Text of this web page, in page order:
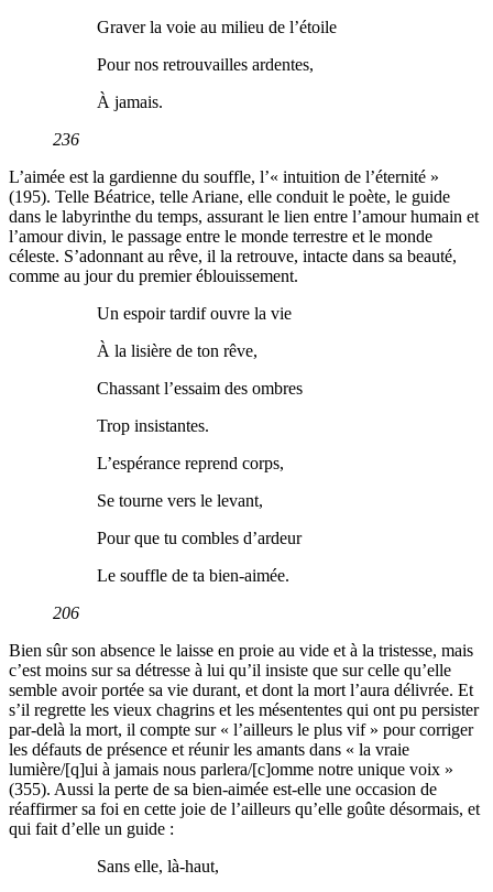
Graver la voie au milieu de l’étoile
Pour nos retrouvailles ardentes,
À jamais.
236
L’aimée est la gardienne du souffle, l’« intuition de l’éternité »
(195). Telle Béatrice, telle Ariane, elle conduit le poète, le guide
dans le labyrinthe du temps, assurant le lien entre l’amour humain et
l’amour divin, le passage entre le monde terrestre et le monde
céleste. S’adonnant au rêve, il la retrouve, intacte dans sa beauté,
comme au jour du premier éblouissement.
Un espoir tardif ouvre la vie
À la lisière de ton rêve,
Chassant l’essaim des ombres
Trop insistantes.
L’espérance reprend corps,
Se tourne vers le levant,
Pour que tu combles d’ardeur
Le souffle de ta bien-aimée.
206
Bien sûr son absence le laisse en proie au vide et à la tristesse, mais
c’est moins sur sa détresse à lui qu’il insiste que sur celle qu’elle
semble avoir portée sa vie durant, et dont la mort l’aura délivrée. Et
s’il regrette les vieux chagrins et les mésententes qui ont pu persister
par-delà la mort, il compte sur « l’ailleurs le plus vif » pour corriger
les défauts de présence et réunir les amants dans « la vraie
lumière/[q]ui à jamais nous parlera/[c]omme notre unique voix »
(355). Aussi la perte de sa bien-aimée est-elle une occasion de
réaffirmer sa foi en cette joie de l’ailleurs qu’elle goûte désormais, et
qui fait d’elle un guide :
Sans elle, là-haut,